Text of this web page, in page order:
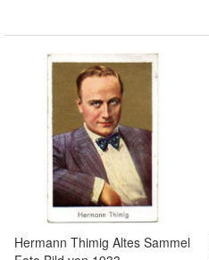
Hermann Thimig Altes Sammel